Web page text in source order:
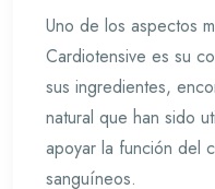
Uno de los aspectos
Cardiotensive es su
sus ingredientes,
natural que han sido
apoyar la función del
sanguíneos.